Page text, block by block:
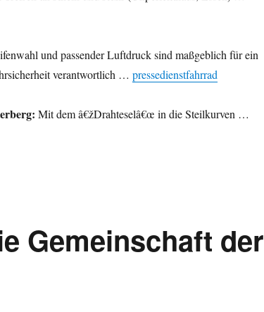
und passender Luftdruck sind maßgeblich für ein
verantwortlich … pressedienstfahrrad
Mit dem â€žDrahteselâ€œ in die Steilkurven …
Gemeinschaft der